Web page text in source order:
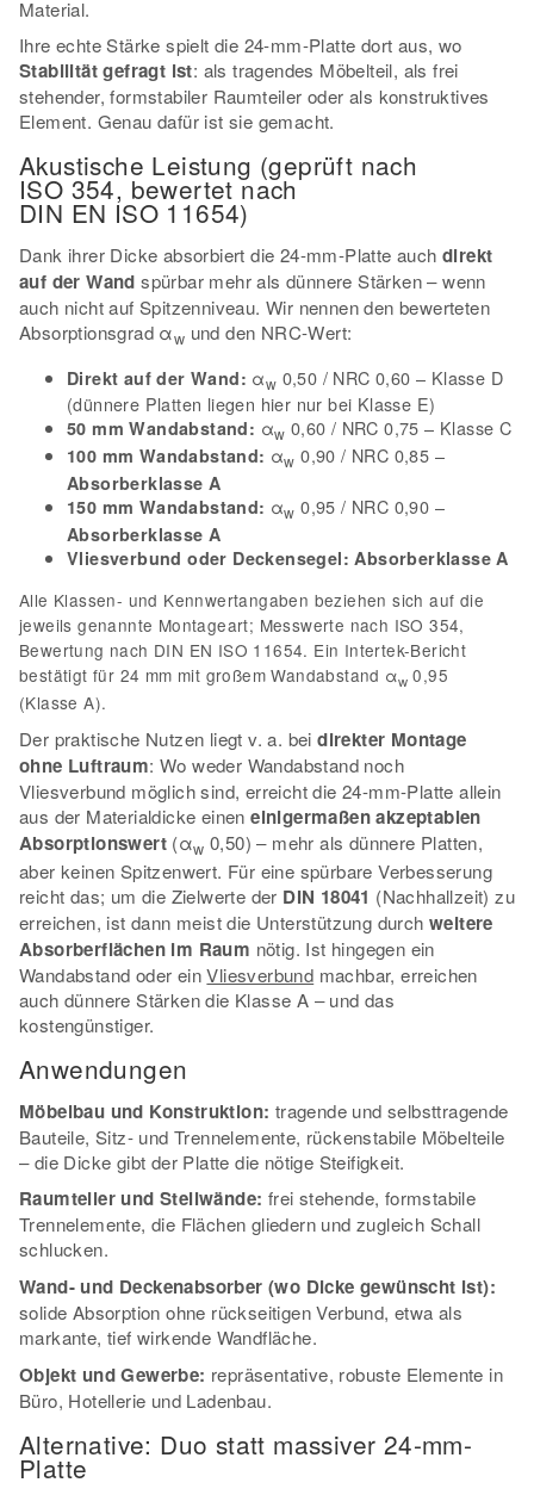
Material.
Ihre echte Stärke spielt die 24-mm-Platte dort aus, wo
Stabilität gefragt ist: als tragendes Möbelteil, als frei
stehender, formstabiler Raumteiler oder als konstruktives
Element. Genau dafür ist sie gemacht.
Akustische Leistung (geprüft nach
ISO 354, bewertet nach
DIN EN ISO 11654)
Dank ihrer Dicke absorbiert die 24-mm-Platte auch direkt
auf der Wand spürbar mehr als dünnere Stärken – wenn
auch nicht auf Spitzenniveau. Wir nennen den bewerteten
Absorptionsgrad αw und den NRC-Wert:
Direkt auf der Wand: αw 0,50 / NRC 0,60 – Klasse D
(dünnere Platten liegen hier nur bei Klasse E)
50 mm Wandabstand: αw 0,60 / NRC 0,75 – Klasse C
100 mm Wandabstand: αw 0,90 / NRC 0,85 –
Absorberklasse A
150 mm Wandabstand: αw 0,95 / NRC 0,90 –
Absorberklasse A
Vliesverbund oder Deckensegel: Absorberklasse A
Alle Klassen- und Kennwertangaben beziehen sich auf die
jeweils genannte Montageart; Messwerte nach ISO 354,
Bewertung nach DIN EN ISO 11654. Ein Intertek-Bericht
bestätigt für 24 mm mit großem Wandabstand αw 0,95
(Klasse A).
Der praktische Nutzen liegt v. a. beidirekter Montage
ohne Luftraum: Wo weder Wandabstand noch
Vliesverbund möglich sind, erreicht die 24-mm-Platte allein
aus der Materialdicke eineneinigermaßen akzeptablen
Absorptionswert (αw 0,50) – mehr als dünnere Platten,
aber keinen Spitzenwert. Für eine spürbare Verbesserung
reicht das; um die Zielwerte der DIN 18041 (Nachhallzeit) zu
erreichen, ist dann meist die Unterstützung durch weitere
Absorberflächen im Raum nötig. Ist hingegen ein
Wandabstand oder einVliesverbund machbar, erreichen
auch dünnere Stärken die Klasse A – und das
kostengünstiger.
Anwendungen
Möbelbau und Konstruktion: tragende und selbsttragende
Bauteile, Sitz- und Trennelemente, rückenstabile Möbelteile
– die Dicke gibt der Platte die nötige Steifigkeit.
Raumteiler und Stellwände: frei stehende, formstabile
Trennelemente, die Flächen gliedern und zugleich Schall
schlucken.
Wand- und Deckenabsorber (wo Dicke gewünscht ist):
solide Absorption ohne rückseitigen Verbund, etwa als
markante, tief wirkende Wandfläche.
Objekt und Gewerbe: repräsentative, robuste Elemente in
Büro, Hotellerie und Ladenbau.
Alternative: Duo statt massiver 24-mm-
Platte